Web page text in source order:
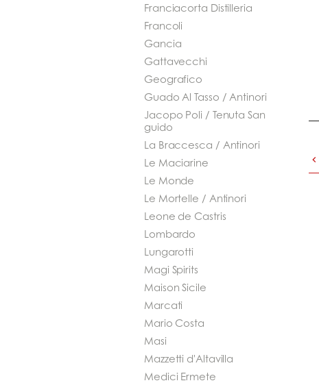
Franciacorta Distilleria
Francoli
Gancia
Gattavecchi
Geografico
Guado Al Tasso / Antinori
Jacopo Poli / Tenuta San
guido
La Braccesca / Antinori
Le Maciarine
Le Monde
Le Mortelle / Antinori
Leone de Castris
Lombardo
Lungarotti
Magi Spirits
Maison Sicile
Marcati
Mario Costa
Masi
Mazzetti d'Altavilla
Medici Ermete